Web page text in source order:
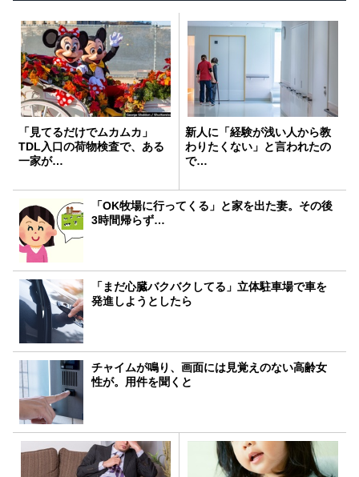
「見てるだけでムカムカ」
TDL入口の荷物検査で、ある
一家が…
新人に「経験が浅い人から教
わりたくない」と言われたの
で…
「OK牧場に行ってくる」と家を出た妻。その後
3時間帰らず…
「まだ心臓バクバクしてる」立体駐車場で車を
発進しようとしたら
チャイムが鳴り、画面には見覚えのない高齢女
性が。用件を聞くと